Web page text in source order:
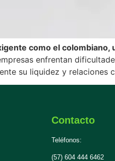
como el
enfrentan
su liquidez y relaciones
Contacto
Teléfonos:
(57) 604 444 6462